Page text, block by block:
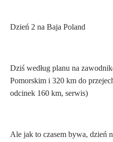
Dzień 2 na Baja Poland
Dziś według planu na
Pomorskim i 320 km do
odcinek 160 km, serwis)
Ale jak to czasem bywa, dzień